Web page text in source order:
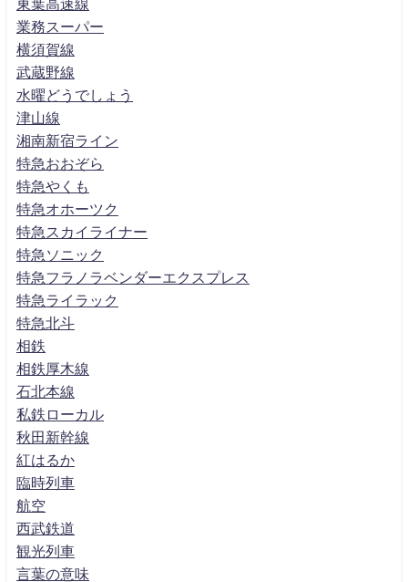
東葉高速線
業務スーパー
横須賀線
武蔵野線
水曜どうでしょう
津山線
湘南新宿ライン
特急おおぞら
特急やくも
特急オホーツク
特急スカイライナー
特急ソニック
特急フラノラベンダーエクスプレス
特急ライラック
特急北斗
相鉄
相鉄厚木線
石北本線
私鉄ローカル
秋田新幹線
紅はるか
臨時列車
航空
西武鉄道
観光列車
言葉の意味